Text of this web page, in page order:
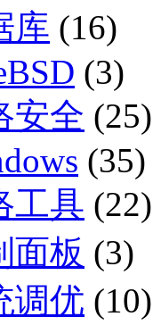
库 (16)
(3)
安全 (25)
(35)
工具 (22)
面板 (3)
调优 (10)